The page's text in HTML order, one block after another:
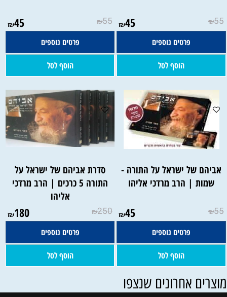
₪55
₪45
פרטים נוספים
הוסף לסל
₪55
₪45
פרטים נוספים
הוסף לסל
אביהם של ישראל על התורה -
שמות | הרב מרדכי אליהו
₪55
₪45
פרטים נוספים
הוסף לסל
סדרת אביהם של ישראל על
התורה 5 כרכים | הרב מרדכי
אליהו
₪250
₪180
פרטים נוספים
הוסף לסל
אחרונים שנצפו